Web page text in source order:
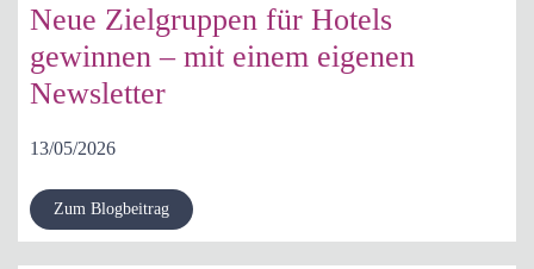
Neue Zielgruppen für Hotels
gewinnen – mit einem eigenen
Newsletter
13/05/2026
Zum Blogbeitrag